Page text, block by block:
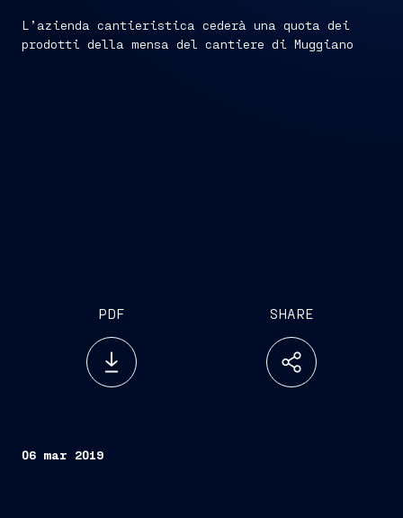
L’azienda cantieristica cederà una quota dei
prodotti della mensa del cantiere di Muggiano
PDF SHARE
06 mar 2019